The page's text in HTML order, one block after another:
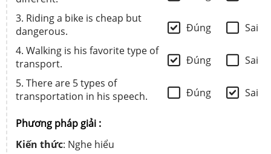
3. Riding a bike is cheap but
dangerous.
Đúng
Sai
4. Walking is his favorite type of
transport.
Đúng
Sai
5. There are 5 types of
transportation in his speech.
Đúng Sai
Phương pháp giải :
Kiến thức: Nghe hiểu